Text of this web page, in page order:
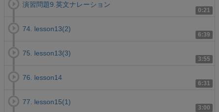
0:21
演習問題9.英文ナレーション
6:39
74. lesson13(2)
3:55
75. lesson13(3)
6:31
76. lesson14
3:00
77. lesson15(1)